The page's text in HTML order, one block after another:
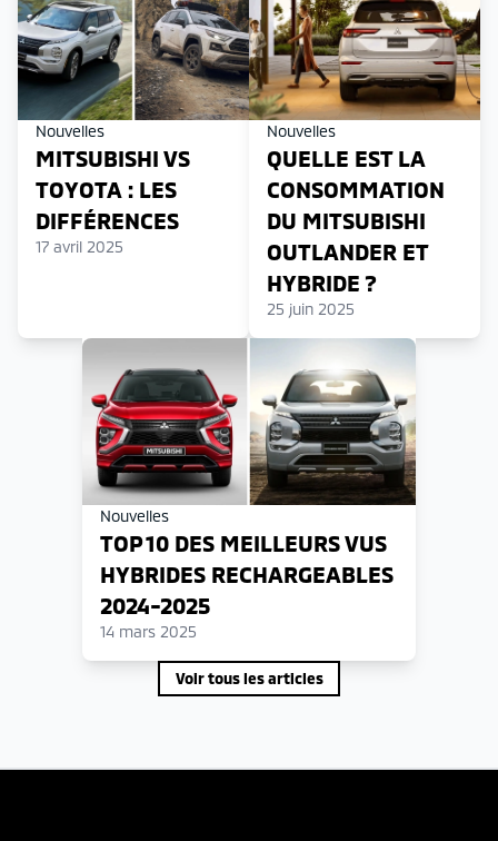
Nouvelles
MITSUBISHI VS
TOYOTA : LES
DIFFÉRENCES
17 avril 2025
Nouvelles
QUELLE EST LA
CONSOMMATION
DU MITSUBISHI
OUTLANDER ET
HYBRIDE ?
25 juin 2025
Nouvelles
TOP 10 DES MEILLEURS VUS
HYBRIDES RECHARGEABLES
2024-2025
14 mars 2025
Voir tous les articles